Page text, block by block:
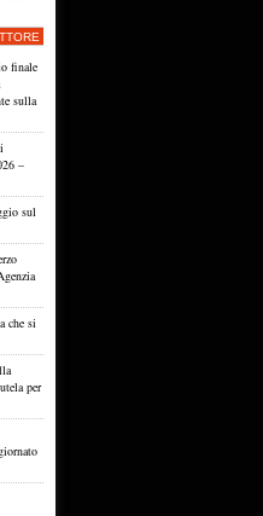
finale
sulla
–
sul
che si
per